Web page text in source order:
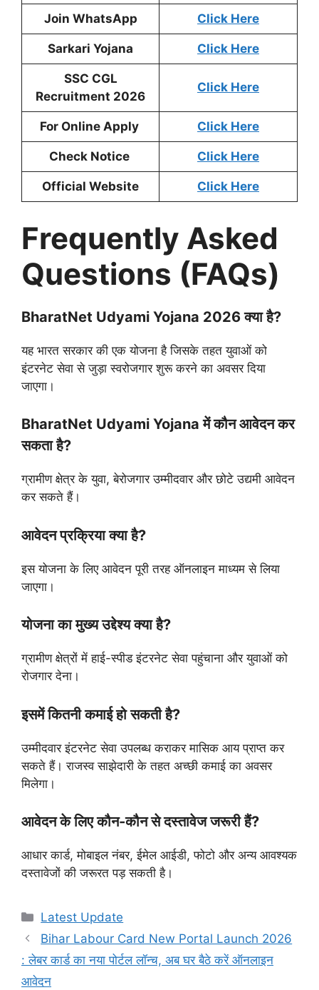
Join WhatsApp Click Here
Sarkari Yojana Click Here
SSC CGL
Recruitment 2026
Click Here
For Online Apply Click Here
Check Notice Click Here
Official Website Click Here
Frequently Asked
Questions (FAQs)
BharatNet Udyami Yojana 2026 क्या है?
यह भारत सरकार की एक योजना है जिसके तहत युवाओं को
इंटरनेट सेवा से जुड़ा स्वरोजगार शुरू करने का अवसर दिया
जाएगा।
BharatNet Udyami Yojana में कौन आवेदन कर
सकता है?
ग्रामीण क्षेत्र के युवा, बेरोजगार उम्मीदवार और छोटे उद्यमी आवेदन
कर सकते हैं।
आवेदन प्रक्रिया क्या है?
इस योजना के लिए आवेदन पूरी तरह ऑनलाइन माध्यम से लिया
जाएगा।
योजना का मुख्य उद्देश्य क्या है?
ग्रामीण क्षेत्रों में हाई-स्पीड इंटरनेट सेवा पहुंचाना और युवाओं को
रोजगार देना।
इसमें कितनी कमाई हो सकती है?
उम्मीदवार इंटरनेट सेवा उपलब्ध कराकर मासिक आय प्राप्त कर
सकते हैं। राजस्व साझेदारी के तहत अच्छी कमाई का अवसर
मिलेगा।
आवेदन के लिए कौन-कौन से दस्तावेज जरूरी हैं?
आधार कार्ड, मोबाइल नंबर, ईमेल आईडी, फोटो और अन्य आवश्यक
दस्तावेजों की जरूरत पड़ सकती है।
Latest Update
Bihar Labour Card New Portal Launch 2026
: लेबर कार्ड का नया पोर्टल लॉन्च, अब घर बैठे करें ऑनलाइन
आवेदन